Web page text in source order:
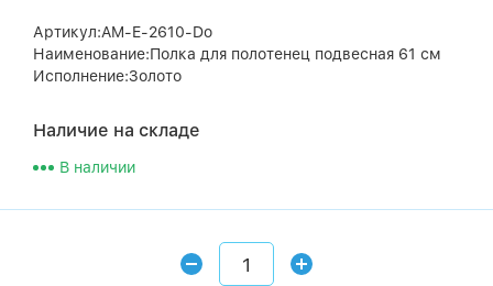
Артикул:AM-E-2610-Do
Наименование:Полка для полотенец подвесная 61 см
Исполнение:Золото
Наличие на складе
В наличии